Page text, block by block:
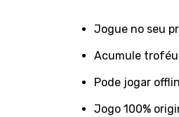
Jogue no seu
Acumule
Pode jogar
Jogo 100%